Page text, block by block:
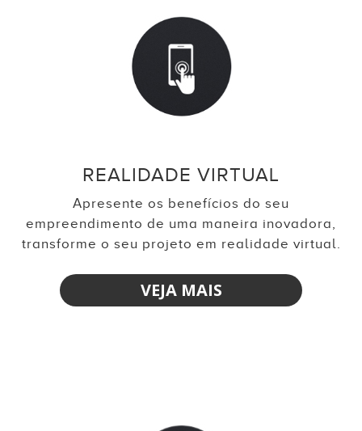
REALIDADE VIRTUAL
Apresente os benefícios do seu
empreendimento de uma maneira inovadora,
transforme o seu projeto em realidade virtual.
VEJA MAIS